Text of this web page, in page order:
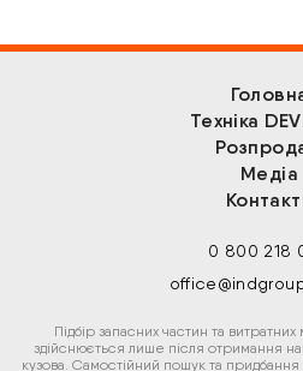
Техніка
Медіа
0 800 218
Підбір запасних частин та
здійснюється лише після отримання
кузова. Самостійний пошук та